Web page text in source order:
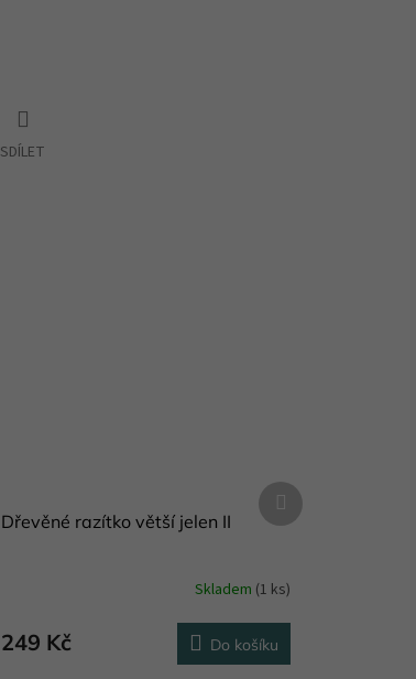
SDÍLET
Dřevěné razítko větší jelen II
Skladem (1 ks)
249 Kč Do košíku
Další
produkt